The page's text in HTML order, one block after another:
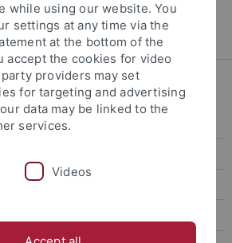
Fakultät
... CV Prof. Tremmel
Dr. Dr. Jörg Tremmel
while using our website. You
settings at any time via the
at the bottom of the
accept the cookies for video
providers may set
for targeting and advertising
data may be linked to the
services.
Videos